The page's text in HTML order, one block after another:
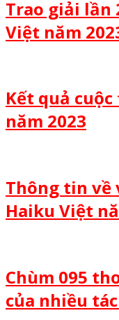
Trao giải lần
Việt năm
Kết quả
năm 2023
Thông tin về
Haiku Việt
Chùm 095
của nhiều